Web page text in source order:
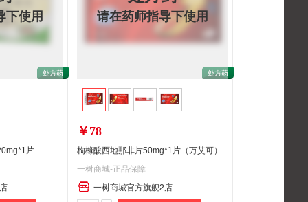
下使用
片
请在药师指导下使用
￥78
枸橼酸西地那非片50mg*1片（万艾可）
一树商城-正品保障
一树商城官方旗舰2店